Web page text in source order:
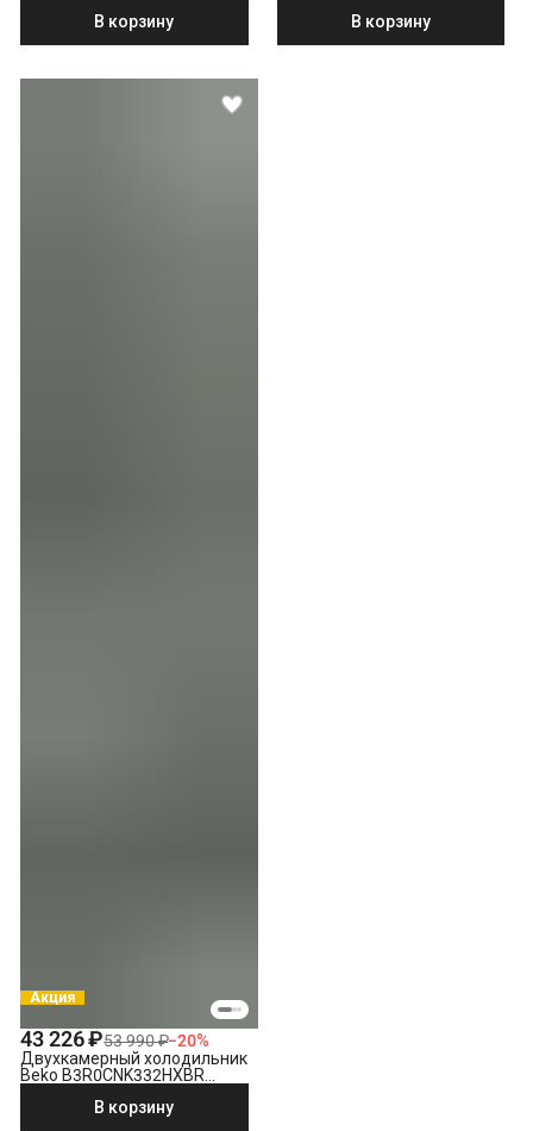
В корзину
В корзину
Акция
43 226 ₽53 990 ₽−20%
Двухкамерный холодильник
Beko B3R0CNK332HXBR
В корзину